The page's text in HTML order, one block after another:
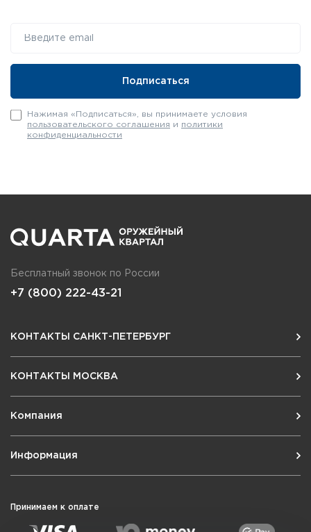
Нажимая «Подписаться», вы принимаете условия
пользовательского соглашения и политики
конфиденциальности
Бесплатный звонок по России
+7 (800) 222-43-21
КОНТАКТЫ САНКТ-ПЕТЕРБУРГ
КОНТАКТЫ МОСКВА
Компания
Информация
Принимаем к оплате